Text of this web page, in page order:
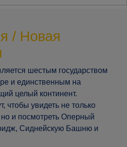
/ Новая
шестым государством
и единственным на
целый континент.
чтобы увидеть не только
но и посмотреть Оперный
Сиднейскую Башню и